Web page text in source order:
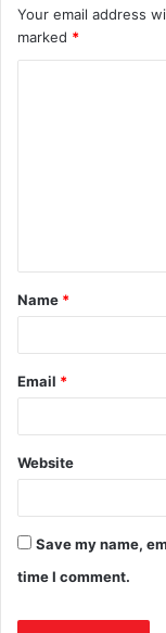
Your email address
marked *
Name *
Email *
Website
Save my name,
time I comment.